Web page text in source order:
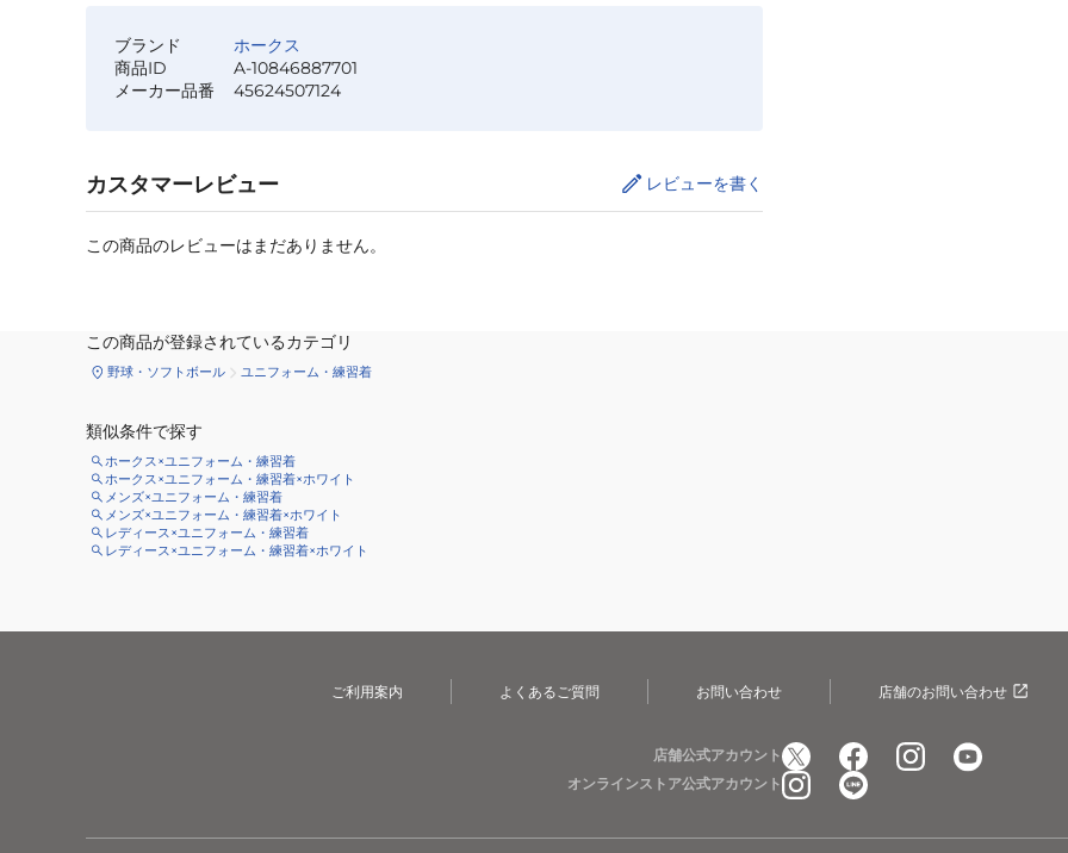
ブランド
ホークス
商品ID
A-10846887701
メーカー品番
45624507124
カスタマーレビュー レビューを書く
この商品のレビューはまだありません。
この商品が登録されているカテゴリ
野球・ソフトボール ユニフォーム・練習着
類似条件で探す
ホークス×ユニフォーム・練習着
ホークス×ユニフォーム・練習着×ホワイト
メンズ×ユニフォーム・練習着
メンズ×ユニフォーム・練習着×ホワイト
レディース×ユニフォーム・練習着
レディース×ユニフォーム・練習着×ホワイト
ご利用案内 よくあるご質問 お問い合わせ 店舗のお問い合わせ
店舗公式アカウント
オンラインストア公式アカウント